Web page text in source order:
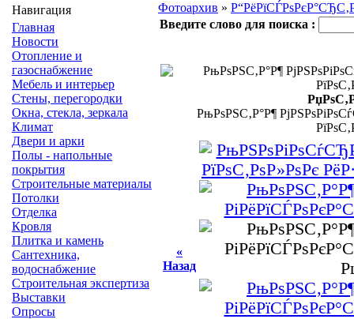
Навигация
Главная
Новости
Отопление и
газоснабжение
Мебель и интерьер
Стены, перегородки
Окна, стекла, зеркала
Климат
Двери и арки
Полы - напольные
покрытия
Строительные материалы
Потолки
Отделка
Кровля
Плитка и камень
Сантехника,
водоснабжение
Строительная экспертиза
Выставки
Опросы
Фотоархив »
Введите слово для поиска :
РњРѕРЅС‚Р°Р¶
«
Назад